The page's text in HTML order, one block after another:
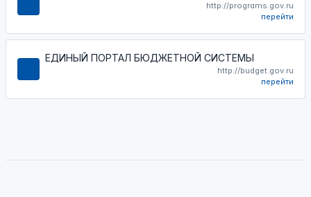
http://programs.gov.ru
перейти
ЕДИНЫЙ ПОРТАЛ БЮДЖЕТНОЙ СИСТЕМЫ
http://budget.gov.ru
перейти